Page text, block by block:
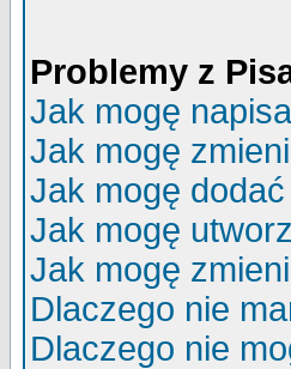
Problemy z
Jak mogę
Jak mogę
Jak mogę
Jak mogę
Jak mogę
Dlaczego nie
Dlaczego nie